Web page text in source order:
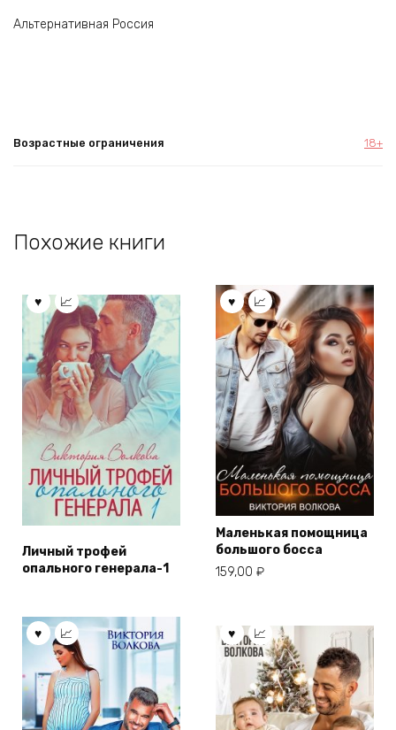
Альтернативная Россия
Возрастные ограничения 18+
Похожие книги
Личный трофей
опального генерала-1
Маленькая помощница
большого босса
159,00 ₽